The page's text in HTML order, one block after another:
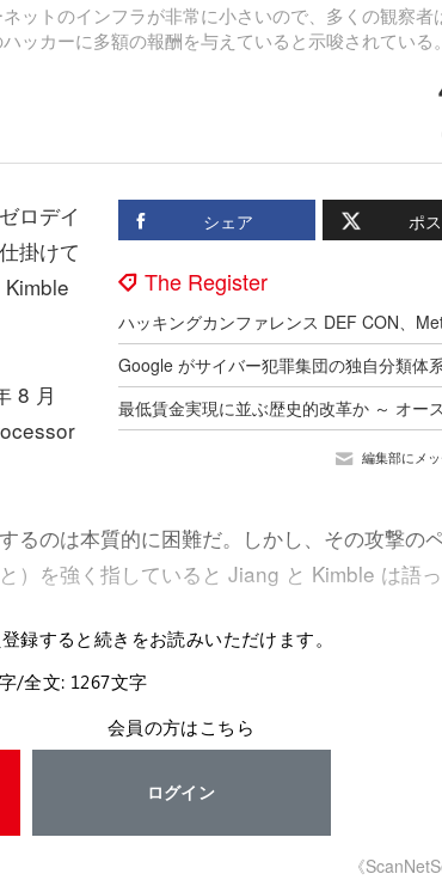
ットのインフラが非常に小さいので、多くの観察者
ッカーに多額の報酬を与えていると示唆されている。
シェア ポ
The Register
編集部にメ
ロデイ
掛けて
8 月
るのは本質的に困難だ。しかし、その攻撃の
）を強く指していると Jiang と Kimble は語
録すると続きをお読みいただけます。
/全文: 1267文字
会員の方はこちら
ログイン
《